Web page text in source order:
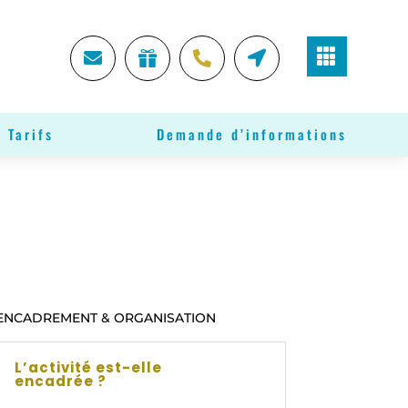
    
Tarifs Demande d’informations
& ORGANISATION
L’activité est-elle
encadrée ?